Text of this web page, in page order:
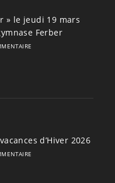
» le jeudi 19 mars
Ferber
d’Hiver 2026